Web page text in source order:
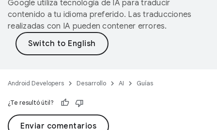
Google utiliza tecnología de IA para traducir
contenido a tu idioma preferido. Las traducciones
realizadas con IA pueden contener errores.
Android Developers Desarrollo AI Guías
¿Te resultó útil?
Enviar comentarios